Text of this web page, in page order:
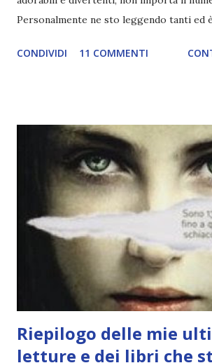
Personalmente ne sto leggendo tanti ed
contemporary young adult da leggere
storie che potrebbero sembrare banali
Da leggere se amate le storie divertenti,
sdolcinate e con i personaggi che si
centro dell'universo + Un amore
ai confini del mondo di Morgan Matson
un'altra delle miei autrici preferite e non
assolutamente scegliere soltanto uno dei
quelli che ho letto), per questo ho deciso
CONDIVIDI 11 COMMENTI
Riepilogo delle mie
letture e dei libri che